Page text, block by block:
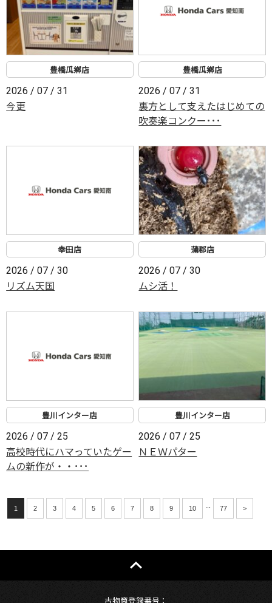
豊橋瓜鄕店
2026 / 07 / 31
今更
豊橋瓜鄕店
2026 / 07 / 31
裏方として支えたはじめての
吹奏楽コンクー･･･
幸田店
2026 / 07 / 30
リズム天国
蒲郡店
2026 / 07 / 30
ムシ活！
豊川インター店
2026 / 07 / 25
高校時代にハマっていたゲー
ムの新作が・・･･･
豊川インター店
2026 / 07 / 25
ＮＥＷパター
1 2 3 4 5 6 7 8 9 10 77 >
古物商登録番号：